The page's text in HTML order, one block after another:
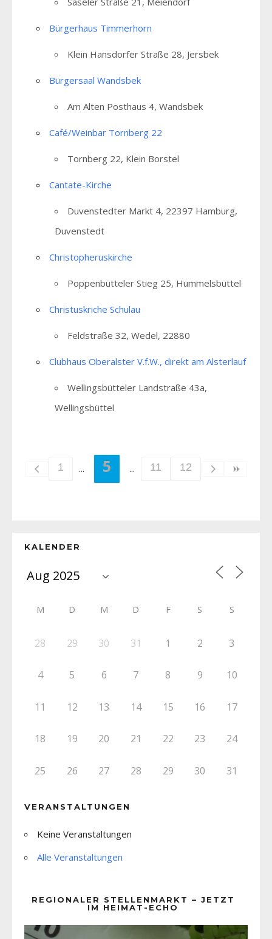
Bürgerhaus Timmerhorn
Klein Hansdorfer Straße 28, Jersbek
Bürgersaal Wandsbek
Am Alten Posthaus 4, Wandsbek
Café/Weinbar Tornberg 22
Tornberg 22, Klein Borstel
Cantate-Kirche
Duvenstedter Markt 4, 22397 Hamburg,
Duvenstedt
Christopheruskirche
Poppenbütteler Stieg 25, Hummelsbüttel
Christuskriche Schulau
Feldstraße 32, Wedel, 22880
Clubhaus Oberalster V.f.W., direkt am Alsterlauf
Wellingsbütteler Landstraße 43a,
Wellingsbüttel
1 5 11 12
KALENDER
M D M D F S S
28 29 30 31 1 2 3
4 5 6 7 8 9 10
11 12 13 14 15 16 17
18 19 20 21 22 23 24
25 26 27 28 29 30 31
VERANSTALTUNGEN
Keine Veranstaltungen
Alle Veranstaltungen
REGIONALER STELLENMARKT – JETZT
IM HEIMAT-ECHO